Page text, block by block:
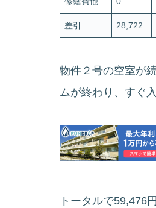
差引 28,722
物件２号の空室が
ムが終わり、すぐ
トータルで59,476